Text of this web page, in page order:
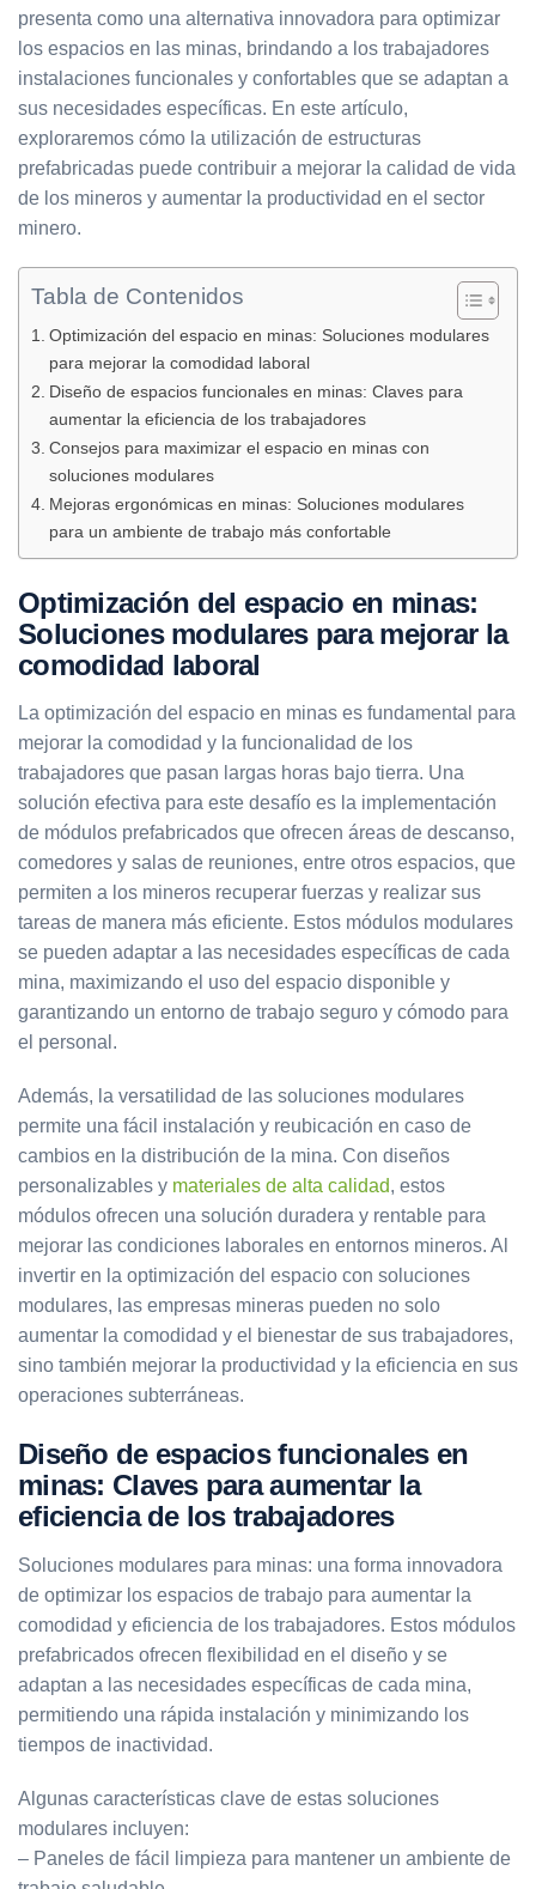
presenta como una alternativa innovadora para optimizar
los espacios en las minas, brindando a los trabajadores
instalaciones funcionales y confortables que se adaptan a
sus necesidades específicas. En este artículo,
exploraremos cómo la utilización de estructuras
prefabricadas puede contribuir a mejorar la calidad de vida
de los mineros y aumentar la productividad en el sector
minero.
Tabla de Contenidos
Optimización del espacio en minas: Soluciones modulares
para mejorar la comodidad laboral
Diseño de espacios funcionales en minas: Claves para
aumentar la eficiencia de los trabajadores
Consejos para maximizar el espacio en minas con
soluciones modulares
Mejoras ergonómicas en minas: Soluciones modulares
para un ambiente de trabajo más confortable
Optimización del espacio en minas:
Soluciones modulares para mejorar la
comodidad laboral
La optimización del espacio en minas es fundamental para
mejorar la comodidad y la funcionalidad de los
trabajadores que pasan largas horas bajo tierra. Una
solución efectiva para este desafío es la implementación
de módulos prefabricados que ofrecen áreas de descanso,
comedores y salas de reuniones, entre otros espacios, que
permiten a los mineros recuperar fuerzas y realizar sus
tareas de manera más eficiente. Estos módulos modulares
se pueden adaptar a las necesidades específicas de cada
mina, maximizando el uso del espacio disponible y
garantizando un entorno de trabajo seguro y cómodo para
el personal.
Además, la versatilidad de las soluciones modulares
permite una fácil instalación y reubicación en caso de
cambios en la distribución de la mina. Con diseños
personalizables y materiales de alta calidad, estos
módulos ofrecen una solución duradera y rentable para
mejorar las condiciones laborales en entornos mineros. Al
invertir en la optimización del espacio con soluciones
modulares, las empresas mineras pueden no solo
aumentar la comodidad y el bienestar de sus trabajadores,
sino también mejorar la productividad y la eficiencia en sus
operaciones subterráneas.
Diseño de espacios funcionales en
minas: Claves para aumentar la
eficiencia de los trabajadores
Soluciones modulares para minas: una forma innovadora
de optimizar los espacios de trabajo para aumentar la
comodidad y eficiencia de los trabajadores. Estos módulos
prefabricados ofrecen flexibilidad en el diseño y se
adaptan a las necesidades específicas de cada mina,
permitiendo una rápida instalación y minimizando los
tiempos de inactividad.
Algunas características clave de estas soluciones
modulares incluyen:
– Paneles de fácil limpieza para mantener un ambiente de